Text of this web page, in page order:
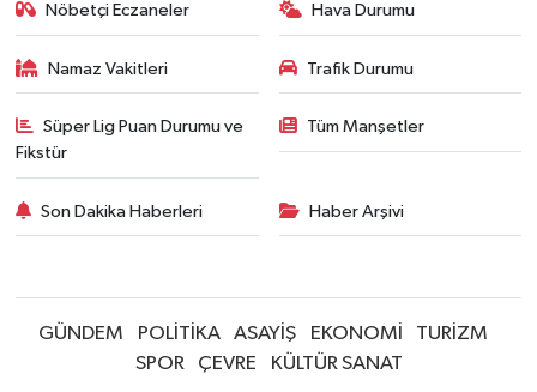
Nöbetçi Eczaneler Hava Durumu
Namaz Vakitleri Trafik Durumu
Süper Lig Puan Durumu ve
Fikstür
Tüm Manşetler
Son Dakika Haberleri Haber Arşivi
GÜNDEM POLİTİKA ASAYİŞ EKONOMİ
TURİZM
SPOR
ÇEVRE KÜLTÜR SANAT